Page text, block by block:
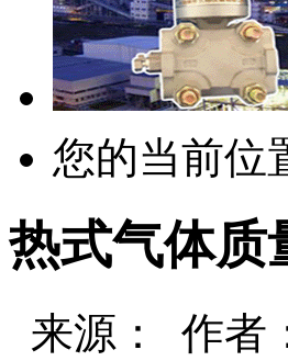
您的当前位
热式气体质
来源： 作者